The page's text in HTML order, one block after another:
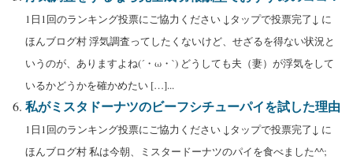
1日1回のランキング投票にご協力ください ↓タップで投票完了↓ に
ほんブログ村 浮気調査ってしたくないけど、せざるを得ない状況と
いうのが、ありますよね(´・ω・`) どうしても夫（妻）が浮気をして
いるかどうかを確かめたい […]...
私がミスタドーナツのビーフシチューパイを試した理由
1日1回のランキング投票にご協力ください ↓タップで投票完了↓ に
ほんブログ村 私は今朝、ミスタードーナツのパイを食べました^^;